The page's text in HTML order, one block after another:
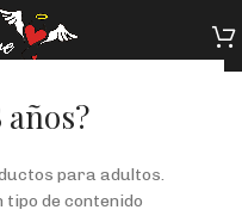
años?
para adultos.
tipo de contenido